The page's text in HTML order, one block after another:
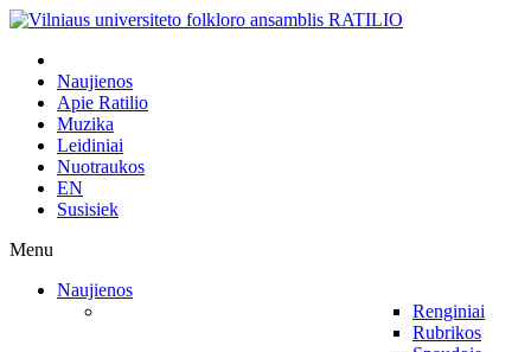
Naujienos
Apie Ratilio
Muzika
Leidiniai
Nuotraukos
EN
Susisiek
Menu
Naujienos
Renginiai
Rubrikos